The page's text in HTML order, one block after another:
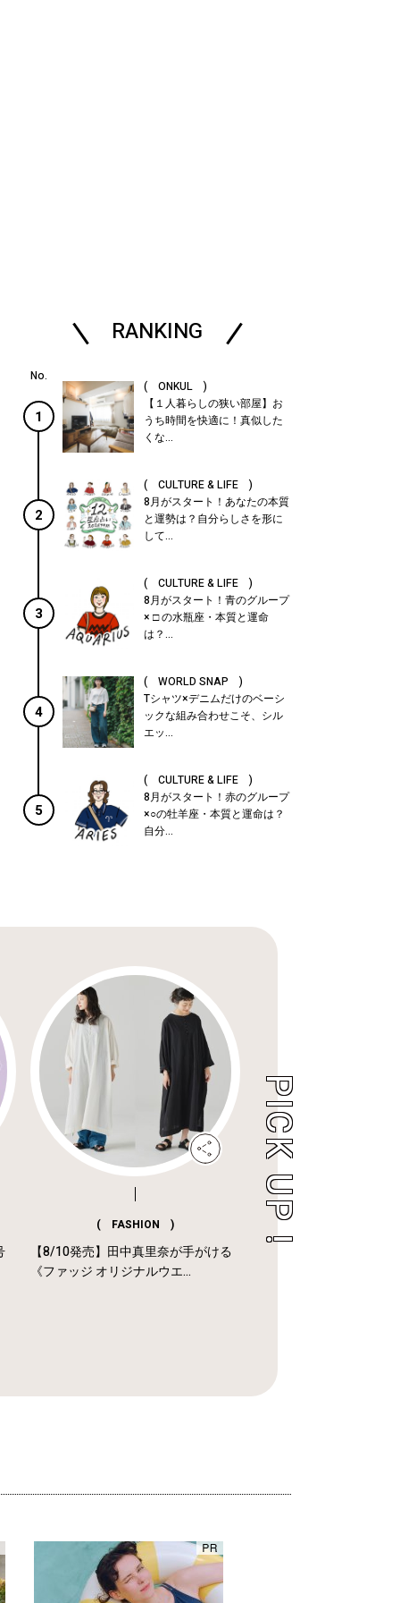
RANKING
1
( ONKUL )
【１人暮らしの狭い部屋】お
うち時間を快適に！真似した
くな...
2
( CULTURE & LIFE )
8月がスタート！あなたの本質
と運勢は？自分らしさを形に
して...
3
( CULTURE & LIFE )
8月がスタート！青のグループ
× □ の水瓶座・本質と運命
は？...
4
( WORLD SNAP )
Tシャツ×デニムだけのベーシ
ックな組み合わせこそ、シル
エッ...
5
( CULTURE & LIFE )
8月がスタート！赤のグループ
×○の牡羊座・本質と運命は？
自分...
( FASHION )
【8/10発売】田中真里奈が手がける
《ファッジ オリジナルウエ...